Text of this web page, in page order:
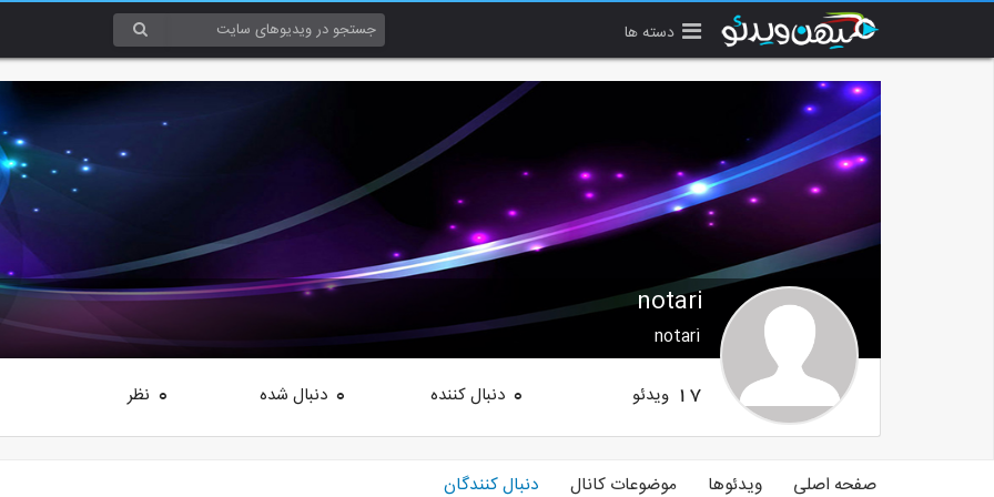
دسته ها
notari
notari
17 ویدئو 0 دنبال کننده 0 دنبال شده 0 نظر
صفحه اصلی ویدئوها موضوعات کانال دنبال کنندگان